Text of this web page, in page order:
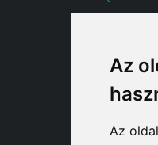
Az
Az
TAYLOR